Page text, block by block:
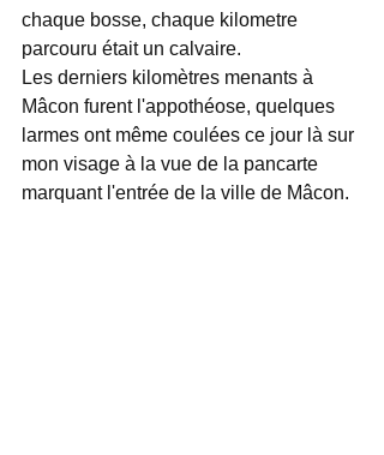
chaque bosse, chaque kilometre
parcouru était un calvaire.
Les derniers kilomètres menants à
Mâcon furent l'appothéose, quelques
larmes ont même coulées ce jour là sur
mon visage à la vue de la pancarte
marquant l'entrée de la ville de Mâcon.